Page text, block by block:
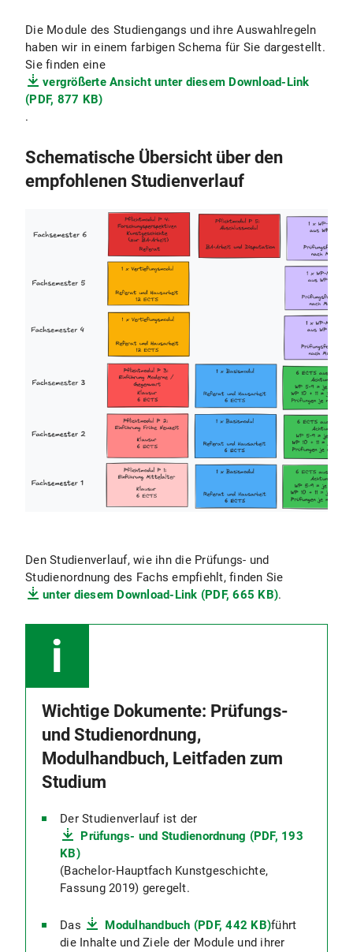
Die Module des Studiengangs und ihre Auswahlregeln
haben wir in einem farbigen Schema für Sie dargestellt.
Sie finden eine
vergrößerte Ansicht unter diesem Download-Link
(PDF, 877 KB)
.
Schematische Übersicht über den
empfohlenen Studienverlauf
Den Studienverlauf, wie ihn die Prüfungs- und
Studienordnung des Fachs empfiehlt, finden Sie
unter diesem Download-Link (PDF, 665 KB).
Wichtige Dokumente: Prüfungs-
und Studienordnung,
Modulhandbuch, Leitfaden zum
Studium
Der Studienverlauf ist der
Prüfungs- und Studienordnung (PDF, 193
KB)
(Bachelor-Hauptfach Kunstgeschichte,
Fassung 2019) geregelt.
Das Modulhandbuch (PDF, 442 KB)führt
die Inhalte und Ziele der Module und ihrer